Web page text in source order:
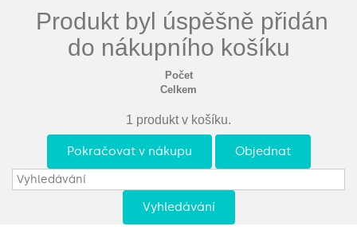
Produkt byl úspěšně přidán
do nákupního košíku
Počet
Celkem
1 produkt v košíku.
Pokračovat v nákupu Objednat
Vyhledávání